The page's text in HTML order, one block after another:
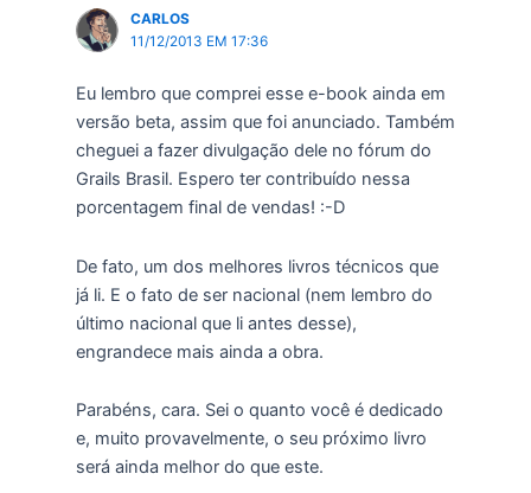
CARLOS
11/12/2013 EM 17:36
Eu lembro que comprei esse e-book ainda em
versão beta, assim que foi anunciado. Também
cheguei a fazer divulgação dele no fórum do
Grails Brasil. Espero ter contribuído nessa
porcentagem final de vendas! :-D
De fato, um dos melhores livros técnicos que
já li. E o fato de ser nacional (nem lembro do
último nacional que li antes desse),
engrandece mais ainda a obra.
Parabéns, cara. Sei o quanto você é dedicado
e, muito provavelmente, o seu próximo livro
será ainda melhor do que este.